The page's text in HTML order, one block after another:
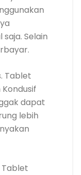
Selain
Tablet
dapat
lebih
Tablet